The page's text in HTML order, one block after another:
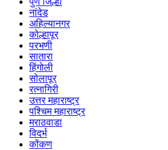
नांदेड
अहिल्यानगर
कोल्हापूर
परभणी
सातारा
हिंगोली
सोलापूर
रत्नागिरी
उत्तर महाराष्ट्र
पश्चिम महाराष्ट्र
मराठवाडा
विदर्भ
कोंकण